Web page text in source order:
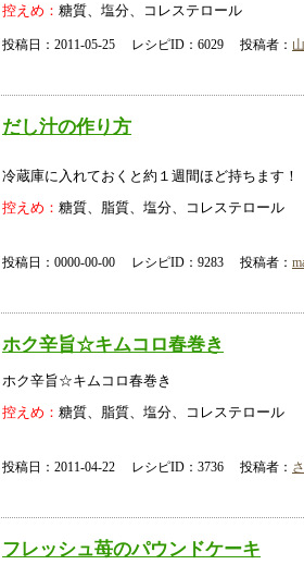
控えめ： 糖質、塩分、コレステロール
投稿日：2011-05-25 レシピID：6029 投稿者：
だし汁の作り方
冷蔵庫に入れておくと約１週間ほど持ちます！
控えめ： 糖質、脂質、塩分、コレステロール
投稿日：0000-00-00 レシピID：9283 投稿者：
ホク辛旨☆キムコロ春巻き
ホク辛旨☆キムコロ春巻き
控えめ： 糖質、脂質、塩分、コレステロール
投稿日：2011-04-22 レシピID：3736 投稿者：
フレッシュ苺のパウンドケーキ